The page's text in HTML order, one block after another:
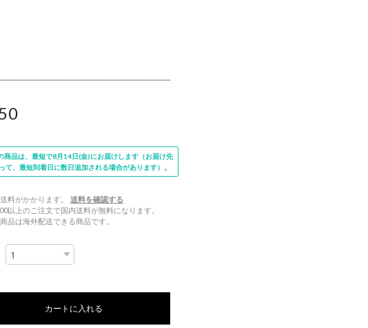
商品は、最短で8月14日(金)にお届けします（お届け先
て、最短到着日に数日追加される場合があります）。
料がかかります。
送料を確認する
以上のご注文で国内送料が無料になります。
品は海外配送できる商品です。
カートに入れる